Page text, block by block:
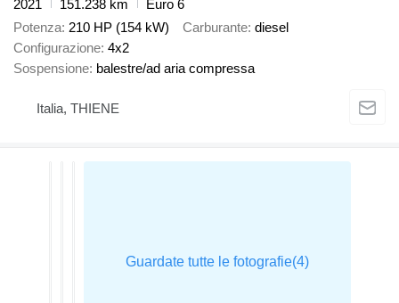
2021 151.238 km
Euro 6
Potenza 210 HP (154 kW) Carburante diesel
Configurazione 4x2
Sospensione balestre/ad aria compressa
Italia, THIENE